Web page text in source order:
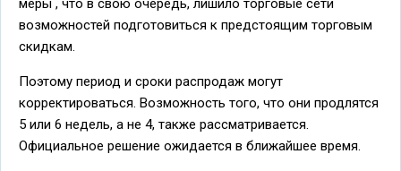
меры , что в свою очередь, лишило торговые сети
возможностей подготовиться к предстоящим торговым
скидкам.
Поэтому период и сроки распродаж могут
корректироваться. Возможность того, что они продлятся
5 или 6 недель, а не 4, также рассматривается.
Официальное решение ожидается в ближайшее время.